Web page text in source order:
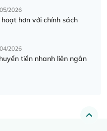
2026
hơn với chính sách
2026
tiền nhanh liên ngân